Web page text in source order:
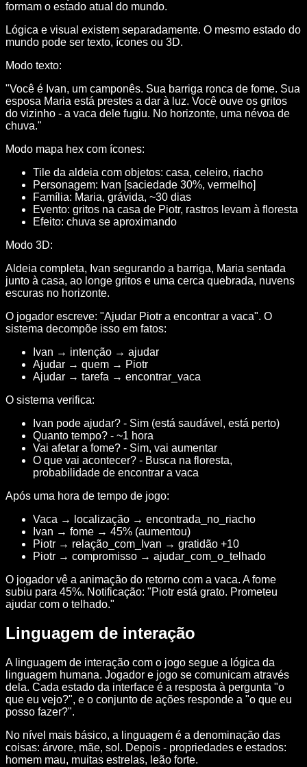
formam o estado atual do mundo.
Lógica e visual existem separadamente. O mesmo estado do
mundo pode ser texto, ícones ou 3D.
Modo texto:
"Você é Ivan, um camponês. Sua barriga ronca de fome. Sua
esposa Maria está prestes a dar à luz. Você ouve os gritos
do vizinho - a vaca dele fugiu. No horizonte, uma névoa de
chuva."
Modo mapa hex com ícones:
Tile da aldeia com objetos: casa, celeiro, riacho
Personagem: Ivan [saciedade 30%, vermelho]
Família: Maria, grávida, ~30 dias
Evento: gritos na casa de Piotr, rastros levam à floresta
Efeito: chuva se aproximando
Modo 3D:
Aldeia completa, Ivan segurando a barriga, Maria sentada
junto à casa, ao longe gritos e uma cerca quebrada, nuvens
escuras no horizonte.
O jogador escreve: "Ajudar Piotr a encontrar a vaca". O
sistema decompõe isso em fatos:
Ivan → intenção → ajudar
Ajudar → quem → Piotr
Ajudar → tarefa → encontrar_vaca
O sistema verifica:
Ivan pode ajudar? - Sim (está saudável, está perto)
Quanto tempo? - ~1 hora
Vai afetar a fome? - Sim, vai aumentar
O que vai acontecer? - Busca na floresta,
probabilidade de encontrar a vaca
Após uma hora de tempo de jogo:
Vaca → localização → encontrada_no_riacho
Ivan → fome → 45% (aumentou)
Piotr → relação_com_Ivan → gratidão +10
Piotr → compromisso → ajudar_com_o_telhado
O jogador vê a animação do retorno com a vaca. A fome
subiu para 45%. Notificação: "Piotr está grato. Prometeu
ajudar com o telhado."
Linguagem de interação
A linguagem de interação com o jogo segue a lógica da
linguagem humana. Jogador e jogo se comunicam através
dela. Cada estado da interface é a resposta à pergunta "o
que eu vejo?", e o conjunto de ações responde a "o que eu
posso fazer?".
No nível mais básico, a linguagem é a denominação das
coisas: árvore, mãe, sol. Depois - propriedades e estados:
homem mau, muitas estrelas, leão forte.